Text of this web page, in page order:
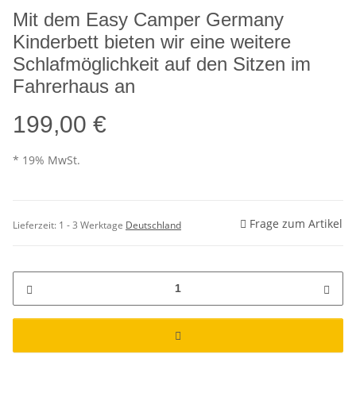
Mit dem Easy Camper Germany
Kinderbett bieten wir eine weitere
Schlafmöglichkeit auf den Sitzen im
Fahrerhaus an
199,00 €
* 19% MwSt.
Lieferzeit: 1 - 3 Werktage Deutschland Frage zum Artikel